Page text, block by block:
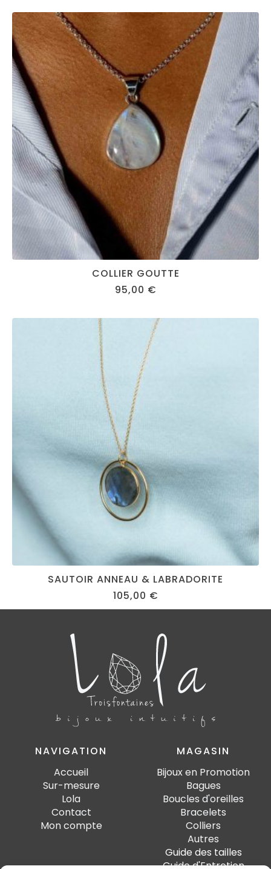
COLLIER GOUTTE
95,00 €
SAUTOIR ANNEAU & LABRADORITE
105,00 €
NAVIGATION
Accueil
Sur-mesure
Lola
Contact
Mon compte
MAGASIN
Bijoux en Promotion
Bagues
Boucles d'oreilles
Bracelets
Colliers
Autres
Guide des tailles
Guide d'Entretien